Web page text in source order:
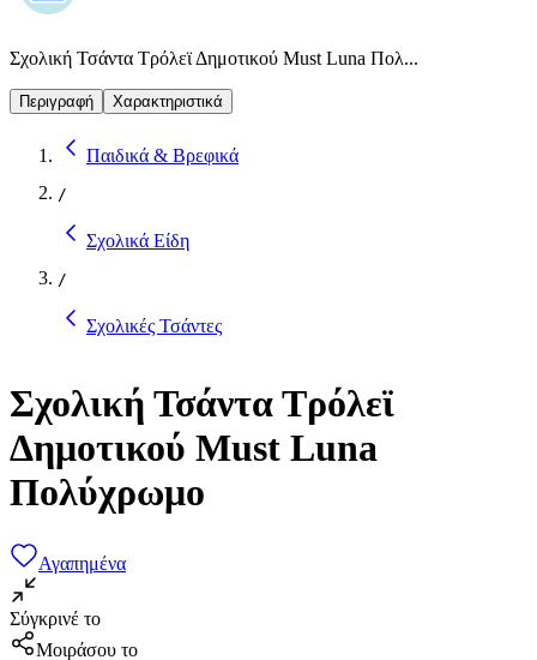
Σχολική Τσάντα Τρόλεϊ Δημοτικού Must Luna Πολ...
Περιγραφή Χαρακτηριστικά
Παιδικά & Βρεφικά
/
Σχολικά Είδη
/
Σχολικές Τσάντες
Σχολική Τσάντα Τρόλεϊ
Δημοτικού Must Luna
Πολύχρωμο
Αγαπημένα
Σύγκρινέ το
Μοιράσου το